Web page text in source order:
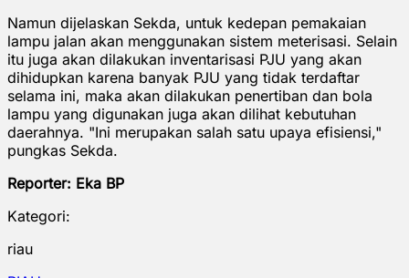
Namun dijelaskan Sekda, untuk kedepan pemakaian
lampu jalan akan menggunakan sistem meterisasi. Selain
itu juga akan dilakukan inventarisasi PJU yang akan
dihidupkan karena banyak PJU yang tidak terdaftar
selama ini, maka akan dilakukan penertiban dan bola
lampu yang digunakan juga akan dilihat kebutuhan
daerahnya. "Ini merupakan salah satu upaya efisiensi,"
pungkas Sekda.
Reporter: Eka BP
Kategori:
riau